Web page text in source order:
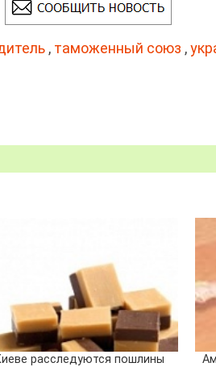
, таможенный союз ,
расследуются пошлины